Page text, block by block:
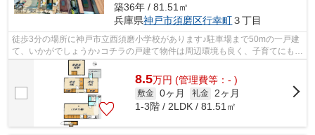
築36年 / 81.51㎡
兵庫県神戸市須磨区行幸町３丁目
徒歩3分の場所に神戸市立西須磨小学校があります♪駐車場まで50mの一戸建
て、いかがでしょうか♪コチラの戸建て物件は周辺環境も良く、子育てにもう
ってつけです♪こちらは通風良好な物件...
8.5万円 (管理費等：- )
敷金 0ヶ月 礼金 2ヶ月
1-3階 / 2LDK / 81.51㎡